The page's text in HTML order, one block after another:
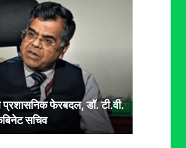
फेरबदल, डॉ. टी.वी.
सचिव